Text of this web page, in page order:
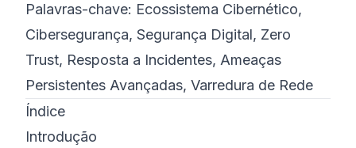
Palavras-chave: Ecossistema Cibernético,
Cibersegurança, Segurança Digital, Zero
Trust, Resposta a Incidentes, Ameaças
Persistentes Avançadas, Varredura de Rede
Índice
Introdução